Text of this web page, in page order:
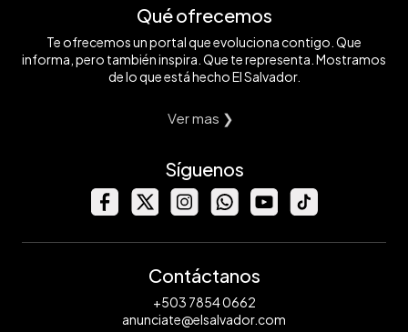
Qué ofrecemos
Te ofrecemos un portal que evoluciona contigo. Que
informa, pero también inspira. Que te representa. Mostramos
de lo que está hecho El Salvador.
Ver mas ❯
Síguenos
Contáctanos
+503 7854 0662
anunciate@elsalvador.com